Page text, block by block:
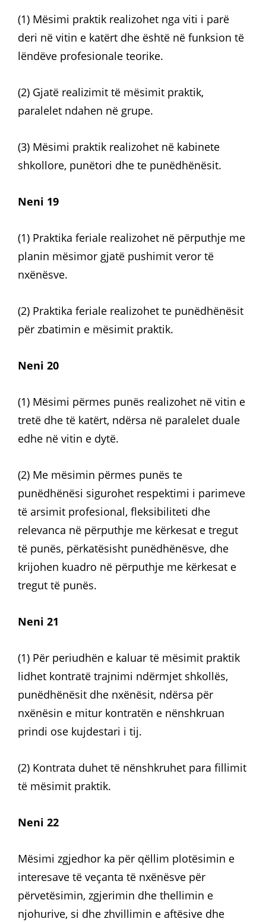
(1) Mësimi praktik realizohet nga viti i parë
deri në vitin e katërt dhe është në funksion të
lëndëve profesionale teorike.
(2) Gjatë realizimit të mësimit praktik,
paralelet ndahen në grupe.
(3) Mësimi praktik realizohet në kabinete
shkollore, punëtori dhe te punëdhënësit.
Neni 19
(1) Praktika feriale realizohet në përputhje me
planin mësimor gjatë pushimit veror të
nxënësve.
(2) Praktika feriale realizohet te punëdhënësit
për zbatimin e mësimit praktik.
Neni 20
(1) Mësimi përmes punës realizohet në vitin e
tretë dhe të katërt, ndërsa në paralelet duale
edhe në vitin e dytë.
(2) Me mësimin përmes punës te
punëdhënësi sigurohet respektimi i parimeve
të arsimit profesional, fleksibiliteti dhe
relevanca në përputhje me kërkesat e tregut
të punës, përkatësisht punëdhënësve, dhe
krijohen kuadro në përputhje me kërkesat e
tregut të punës.
Neni 21
(1) Për periudhën e kaluar të mësimit praktik
lidhet kontratë trajnimi ndërmjet shkollës,
punëdhënësit dhe nxënësit, ndërsa për
nxënësin e mitur kontratën e nënshkruan
prindi ose kujdestari i tij.
(2) Kontrata duhet të nënshkruhet para fillimit
të mësimit praktik.
Neni 22
Mësimi zgjedhor ka për qëllim plotësimin e
interesave të veçanta të nxënësve për
përvetësimin, zgjerimin dhe thellimin e
njohurive, si dhe zhvillimin e aftësive dhe